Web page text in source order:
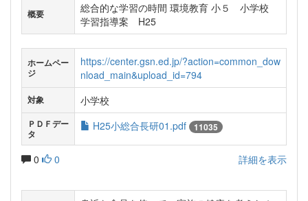
概要
総合的な学習の時間 環境教育 小５ 小学校
学習指導案 H25
ホームペー
ジ
https://center.gsn.ed.jp/?action=common_dow
nload_main&upload_id=794
対象 小学校
ＰＤＦデー
タ
H25小総合長研01.pdf 11035
0 0 詳細を表示